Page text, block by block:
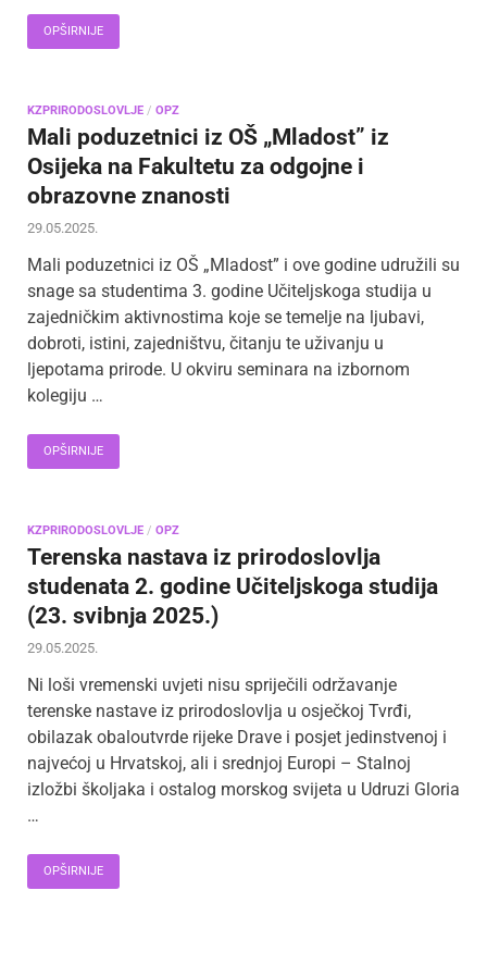
OPŠIRNIJE
KZPRIRODOSLOVLJE / OPZ
Mali poduzetnici iz OŠ „Mladost” iz
Osijeka na Fakultetu za odgojne i
obrazovne znanosti
29.05.2025.
Mali poduzetnici iz OŠ „Mladost” i ove godine udružili su
snage sa studentima 3. godine Učiteljskoga studija u
zajedničkim aktivnostima koje se temelje na ljubavi,
dobroti, istini, zajedništvu, čitanju te uživanju u
ljepotama prirode. U okviru seminara na izbornom
kolegiju …
OPŠIRNIJE
KZPRIRODOSLOVLJE / OPZ
Terenska nastava iz prirodoslovlja
studenata 2. godine Učiteljskoga studija
(23. svibnja 2025.)
29.05.2025.
Ni loši vremenski uvjeti nisu spriječili održavanje
terenske nastave iz prirodoslovlja u osječkoj Tvrđi,
obilazak obaloutvrde rijeke Drave i posjet jedinstvenoj i
najvećoj u Hrvatskoj, ali i srednjoj Europi – Stalnoj
izložbi školjaka i ostalog morskog svijeta u Udruzi Gloria
…
OPŠIRNIJE